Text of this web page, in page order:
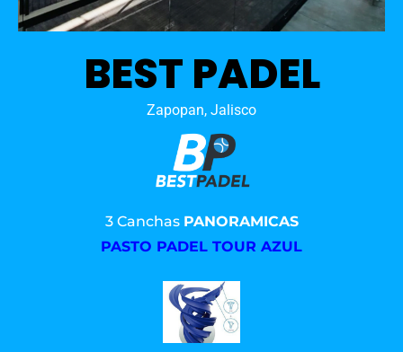
BEST PADEL
Zapopan, Jalisco
3 Canchas PANORAMICAS
PASTO PADEL TOUR AZUL